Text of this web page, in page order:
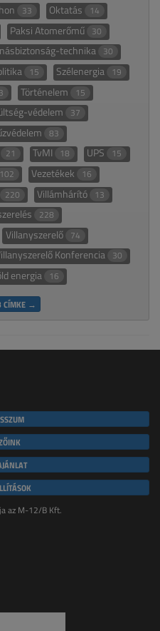
33 Oktatás 14
Paksi Atomerőmű 30
technika 30
15 Szélenergia 19
Történelem 15
védelem 37
83
21 TvMI 18 UPS 15
102 Vezetékek 16
220 Villámhárító 13
228
Villanyszerelő 74
Konferencia 30
energia 16
CÍMKE →
az M-12/B Kft.